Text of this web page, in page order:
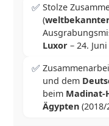
✅ Stolze
(
Luxor – 24. Juni
✅
und dem
beim Madinat-
Ägypten (2018/